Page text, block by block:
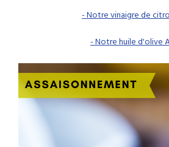
- Notre vinaigre de
- Notre huile d'olive